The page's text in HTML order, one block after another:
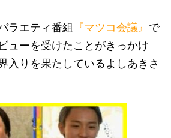
ラエティ番組 『マツコ会議』 で
ューを受けたことがきっかけ
入りを果たしているよしあきさ